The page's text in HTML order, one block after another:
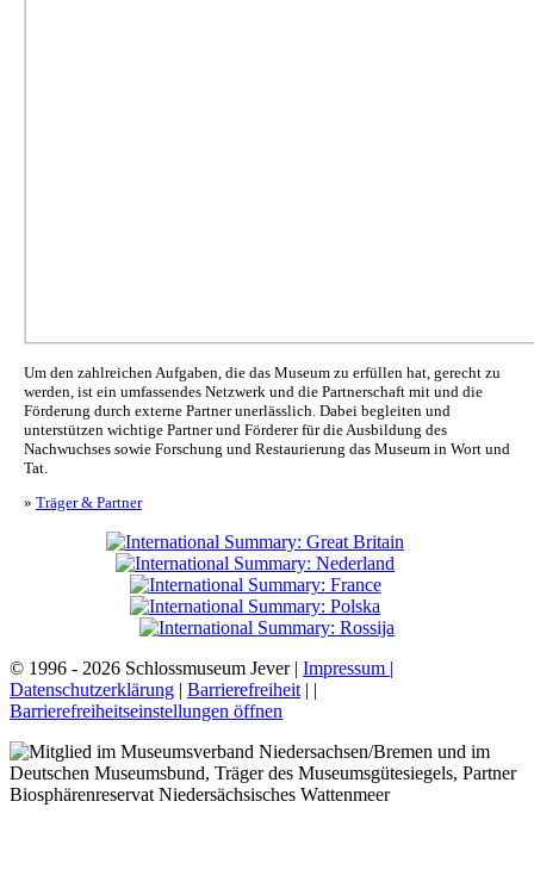
Um den zahlreichen Aufgaben, die das Museum zu erfüllen hat, gerecht zu
werden, ist ein umfassendes Netzwerk und die Partnerschaft mit und die
Förderung durch externe Partner unerlässlich. Dabei begleiten und
unterstützen wichtige Partner und Förderer für die Ausbildung des
Nachwuchses sowie Forschung und Restaurierung das Museum in Wort und
Tat.
» Träger & Partner
© 1996 - 2026 Schlossmuseum Jever | Impressum |
Datenschutzerklärung | Barrierefreiheit | |
Barrierefreiheitseinstellungen öffnen